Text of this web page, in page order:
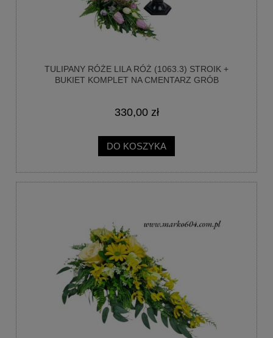
TULIPANY RÓŻE LILA RÓŻ (1063.3) STROIK +
BUKIET KOMPLET NA CMENTARZ GRÓB
330,00 zł
DO KOSZYKA